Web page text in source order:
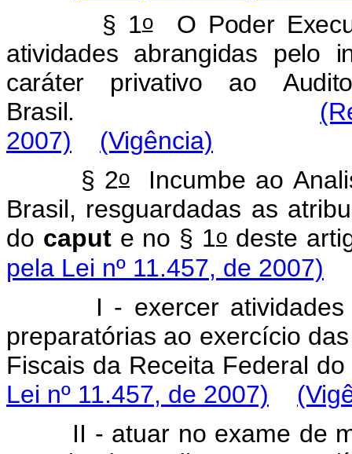
§ 1o O Poder
atividades abrangidas pelo
caráter
privativo ao
Brasil.
2007)
(Vigência)
§ 2o Incumbe ao
Brasil, resguardadas as
do caput e no § 1o deste
pela Lei nº 11.457, de 2007)
I - exercer atividades
preparatórias ao exercício das
Fiscais da Receita Federal do
Lei nº 11.457, de 2007)
II - atuar no exame de